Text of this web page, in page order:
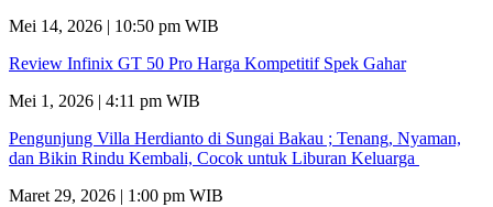
Mei 14, 2026 | 10:50 pm WIB
Review Infinix GT 50 Pro Harga Kompetitif Spek Gahar
Mei 1, 2026 | 4:11 pm WIB
Pengunjung Villa Herdianto di Sungai Bakau ; Tenang, Nyaman,
dan Bikin Rindu Kembali, Cocok untuk Liburan Keluarga
Maret 29, 2026 | 1:00 pm WIB